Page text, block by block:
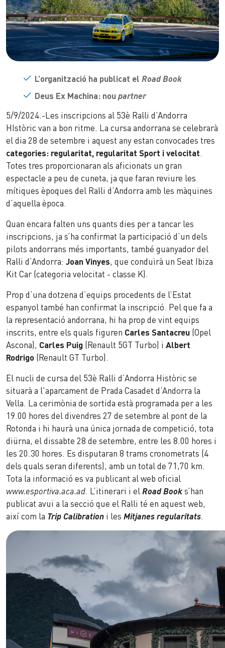
L’organització ha publicat el Road Book
Deus Ex Machina: nou partner
5/9/2024.-Les inscripcions al 53è Ral·li d’Andorra
HIstòric van a bon ritme. La cursa andorrana se celebrarà
el dia 28 de setembre i aquest any estan convocades tres
categories: regularitat, regularitat Sport i velocitat.
Totes tres proporcionaran als aficionats un gran
espectacle a peu de cuneta, ja que faran reviure les
mítiques èpoques del Ral·li d’Andorra amb les màquines
d’aquella època.
Quan encara falten uns quants dies per a tancar les
inscripcions, ja s’ha confirmat la participació d’un dels
pilots andorrans més importants, també guanyador del
Ral·li d’Andorra: Joan Vinyes, que conduirà un Seat Ibiza
Kit Car (categoria velocitat - classe K).
Prop d’una dotzena d’equips procedents de l’Estat
espanyol també han confirmat la inscripció. Pel que fa a
la representació andorrana, hi ha prop de vint equips
inscrits, entre els quals figuren Carles Santacreu (Opel
Ascona), Carles Puig (Renault 5GT Turbo) i Albert
Rodrigo (Renault GT Turbo).
El nucli de cursa del 53è Ral·li d’Andorra Històric se
situarà a l'aparcament de Prada Casadet d’Andorra la
Vella. La cerimònia de sortida està programada per a les
19.00 hores del divendres 27 de setembre al pont de la
Rotonda i hi haurà una única jornada de competició, tota
diürna, el dissabte 28 de setembre, entre les 8.00 hores i
les 20.30 hores. Es disputaran 8 trams cronometrats (4
dels quals seran diferents), amb un total de 71,70 km.
Tota la informació es va publicant al web oficial
www.esportiva.aca.ad. L’itinerari i el Road Books’han
publicat avui a la secció que el Ral·li té en aquest web,
així com la Trip Calibration i les Mitjanes regularitats.